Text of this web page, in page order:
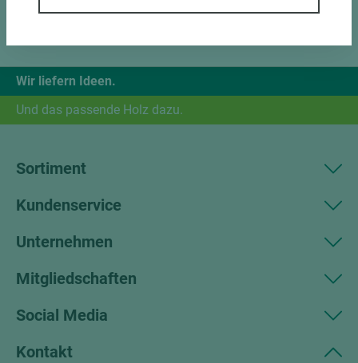
Wir liefern Ideen.
Und das passende Holz dazu.
Sortiment
Kundenservice
Unternehmen
Mitgliedschaften
Social Media
Kontakt